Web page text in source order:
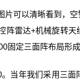
片可以清晰看到，空
阵雷达+机械旋转天
固定三面阵布局形成
当年我们采用三面